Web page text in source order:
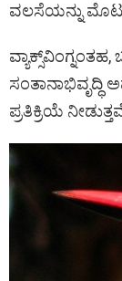
ವಲಸೆಯನ್ನು
ಸಂತಾನಾಭಿವೃದ್ಧಿ
ಪ್ರತಿಕ್ರಿಯೆ